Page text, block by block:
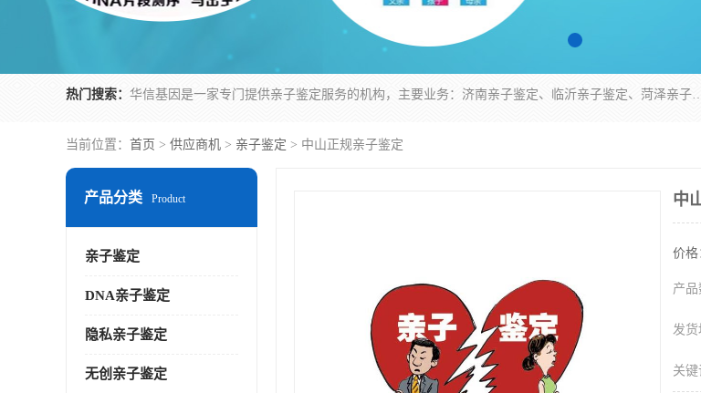
热门搜索： 华信基因是一家专门提供亲子鉴定服务的机构，主要业务：济南亲子鉴定、临沂亲子鉴定、菏泽亲子鉴定、淄博亲子鉴定、青岛亲子鉴定、日照亲子鉴定、临朐亲子鉴定、寿光亲子鉴定等，联合广州
当前位置： 首页 > 供应商机 > 亲子鉴定 > 中山正规亲子鉴定
产品分类 Product
亲子鉴定
DNA亲子鉴定
隐私亲子鉴定
无创亲子鉴定
中
价格
产品
发货
关键